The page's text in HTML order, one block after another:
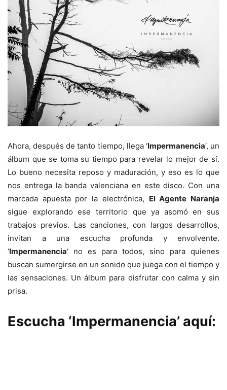
Ahora, después de tanto tiempo, llega ‘Impermanencia‘, un
álbum que se toma su tiempo para revelar lo mejor de sí.
Lo bueno necesita reposo y maduración, y eso es lo que
nos entrega la banda valenciana en este disco. Con una
marcada apuesta por la electrónica, El Agente Naranja
sigue explorando ese territorio que ya asomó en sus
trabajos previos. Las canciones, con largos desarrollos,
invitan a una escucha profunda y envolvente.
‘Impermanencia‘ no es para todos, sino para quienes
buscan sumergirse en un sonido que juega con el tiempo y
las sensaciones. Un álbum para disfrutar con calma y sin
prisa.
Escucha ‘Impermanencia’ aquí: